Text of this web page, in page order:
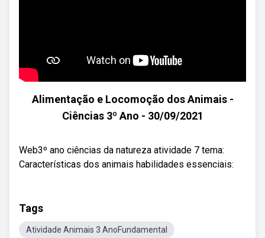
Alimentação e Locomoção dos Animais -
Ciências 3º Ano - 30/09/2021
Web3º ano ciências da natureza atividade 7 tema:
Características dos animais habilidades essenciais:
Tags
Atividade Animais 3 AnoFundamental